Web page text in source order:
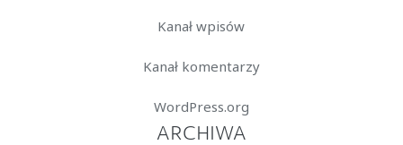
Kanał wpisów
Kanał komentarzy
WordPress.org
ARCHIWA